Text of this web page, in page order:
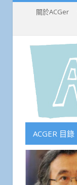
關於ACGer
ACGER 目錄